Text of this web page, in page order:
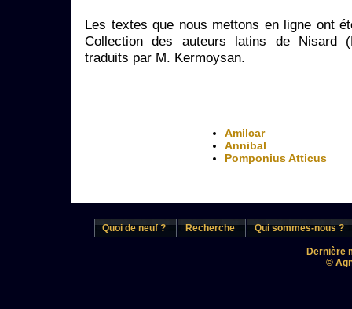
Les textes que nous mettons en ligne ont
Collection des auteurs latins de Nisard
traduits par M. Kermoysan.
Amilcar
Annibal
Pomponius Atticus
Quoi de neuf ? Recherche Qui sommes-nous ?
Dernière
©